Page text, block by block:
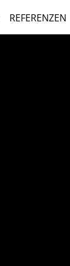
REFERENZEN